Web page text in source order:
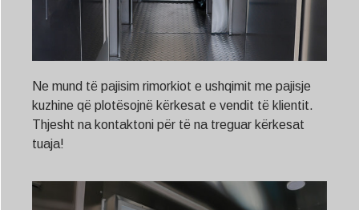
Ne mund të pajisim rimorkiot e ushqimit me pajisje
kuzhine që plotësojnë kërkesat e vendit të klientit.
Thjesht na kontaktoni për të na treguar kërkesat
tuaja!